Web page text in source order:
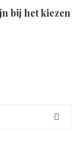
bij het kiezen